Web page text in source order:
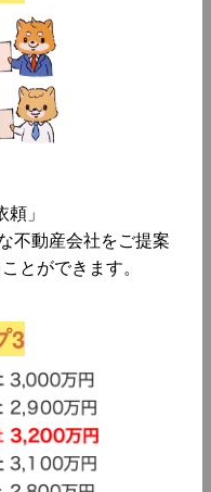
」
不動産会社をご提案
とができます。
3